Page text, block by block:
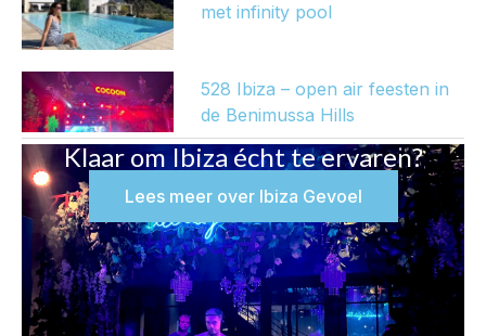
met infinity pool
528 Ibiza – open air feesten in
de Benimussa Hills
Klaar om Ibiza écht te ervaren?
Lees meer over Ibiza Gevoel